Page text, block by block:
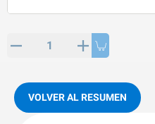
de SPP
AL-KO
para invierno
invernales
VOLVER AL RESUMEN